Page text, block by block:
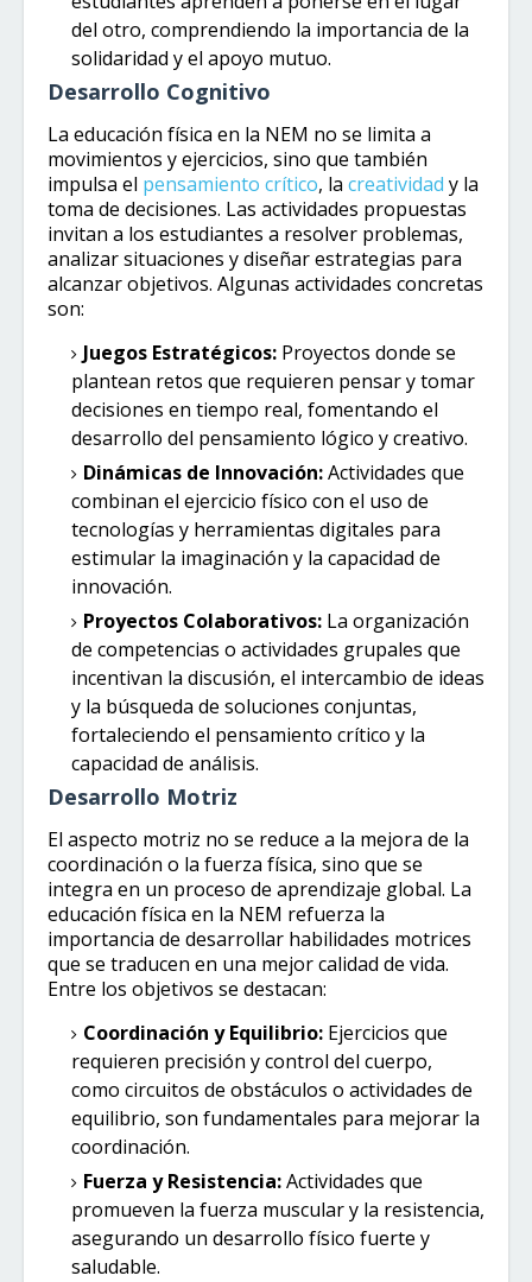
del otro, comprendiendo la importancia de la
solidaridad y el apoyo mutuo.
Desarrollo Cognitivo
La educación física en la NEM no se limita a
movimientos y ejercicios, sino que también
impulsa el pensamiento crítico, la creatividad y la
toma de decisiones. Las actividades propuestas
invitan a los estudiantes a resolver problemas,
analizar situaciones y diseñar estrategias para
alcanzar objetivos. Algunas actividades concretas
son:
Juegos Estratégicos: Proyectos donde se
plantean retos que requieren pensar y tomar
decisiones en tiempo real, fomentando el
desarrollo del pensamiento lógico y creativo.
Dinámicas de Innovación:Actividades que
combinan el ejercicio físico con el uso de
tecnologías y herramientas digitales para
estimular la imaginación y la capacidad de
innovación.
Proyectos Colaborativos: La organización
de competencias o actividades grupales que
incentivan la discusión, el intercambio de ideas
y la búsqueda de soluciones conjuntas,
fortaleciendo el pensamiento crítico y la
capacidad de análisis.
Desarrollo Motriz
El aspecto motriz no se reduce a la mejora de la
coordinación o la fuerza física, sino que se
integra en un proceso de aprendizaje global. La
educación física en la NEM refuerza la
importancia de desarrollar habilidades motrices
que se traducen en una mejor calidad de vida.
Entre los objetivos se destacan:
Coordinación y Equilibrio: Ejercicios que
requieren precisión y control del cuerpo,
como circuitos de obstáculos o actividades de
equilibrio, son fundamentales para mejorar la
coordinación.
Fuerza y Resistencia:Actividades que
promueven la fuerza muscular y la resistencia,
asegurando un desarrollo físico fuerte y
saludable.